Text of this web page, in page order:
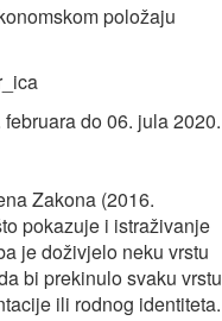
položaju
februara do 06. jula 2020.
Zakona (2016.
pokazuje i istraživanje
je doživjelo neku vrstu
bi prekinulo svaku vrstu
ili rodnog identiteta.